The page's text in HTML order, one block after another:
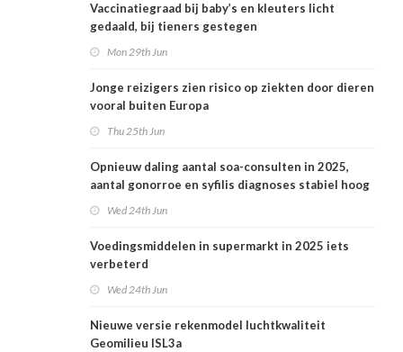
Vaccinatiegraad bij baby’s en kleuters licht
gedaald, bij tieners gestegen
Mon 29th Jun
Jonge reizigers zien risico op ziekten door dieren
vooral buiten Europa
Thu 25th Jun
Opnieuw daling aantal soa-consulten in 2025,
aantal gonorroe en syfilis diagnoses stabiel hoog
Wed 24th Jun
Voedingsmiddelen in supermarkt in 2025 iets
verbeterd
Wed 24th Jun
Nieuwe versie rekenmodel luchtkwaliteit
Geomilieu ISL3a